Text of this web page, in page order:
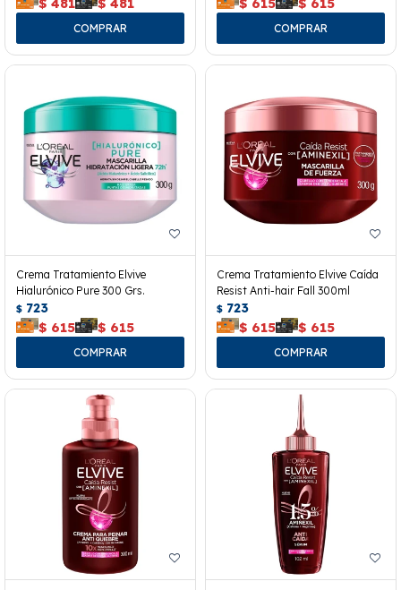
$ 481 $ 481 $ 615 $ 615
Crema Tratamiento Elvive
Hialurónico Pure 300 Grs.
$ 723
$ 615 $ 615
Crema Tratamiento Elvive Caída
Resist Anti-hair Fall 300ml
$ 723
$ 615 $ 615